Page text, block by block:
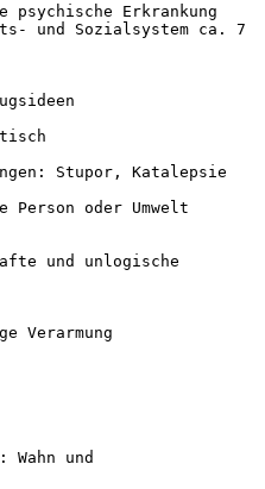
Erkrankung
und Sozialsystem ca. 7
Stupor, Katalepsie
Person oder Umwelt
und unlogische
Verarmung
und